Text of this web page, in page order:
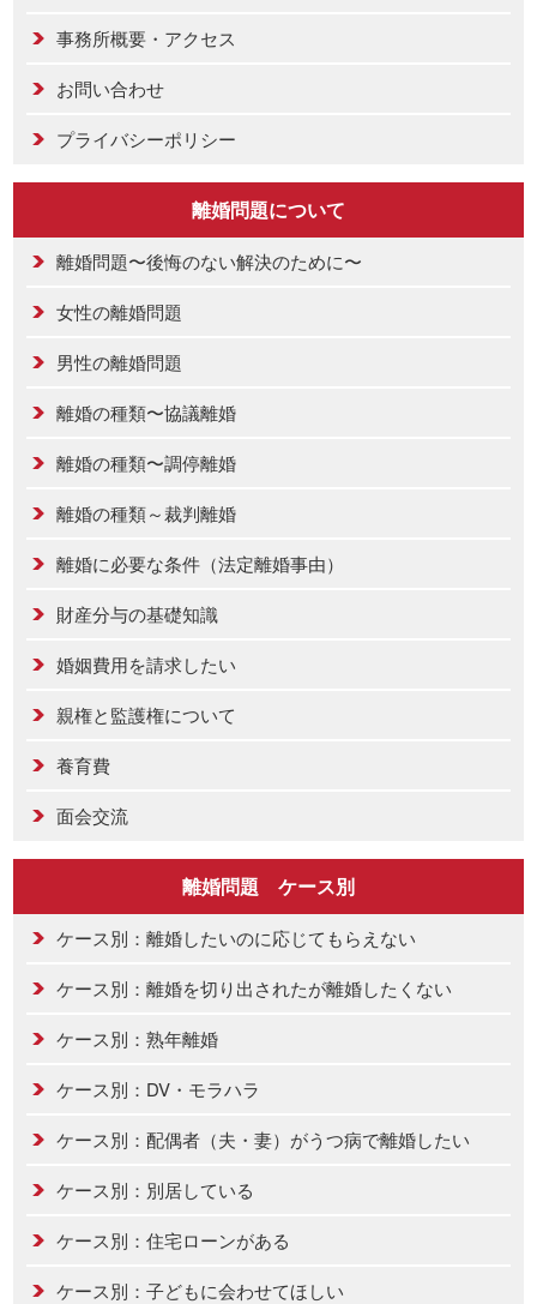
事務所概要・アクセス
お問い合わせ
プライバシーポリシー
離婚問題について
離婚問題〜後悔のない解決のために〜
女性の離婚問題
男性の離婚問題
離婚の種類〜協議離婚
離婚の種類〜調停離婚
離婚の種類～裁判離婚
離婚に必要な条件（法定離婚事由）
財産分与の基礎知識
婚姻費用を請求したい
親権と監護権について
養育費
面会交流
離婚問題 ケース別
ケース別：離婚したいのに応じてもらえない
ケース別：離婚を切り出されたが離婚したくない
ケース別：熟年離婚
ケース別：DV・モラハラ
ケース別：配偶者（夫・妻）がうつ病で離婚したい
ケース別：別居している
ケース別：住宅ローンがある
ケース別：子どもに会わせてほしい